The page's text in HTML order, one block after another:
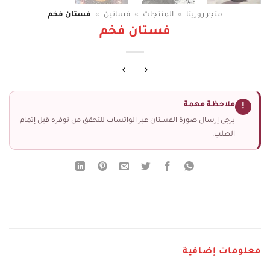
متجر روزيتا » المنتجات » فساتين » فستان فخم
فستان فخم
! ملاحظة مهمة
يرجى إرسال صورة الفستان عبر الواتساب للتحقق من توفره قبل إتمام
الطلب.
معلومات إضافية